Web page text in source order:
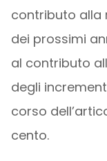
contributo alla
dei prossimi
al contributo
degli
corso
cento.